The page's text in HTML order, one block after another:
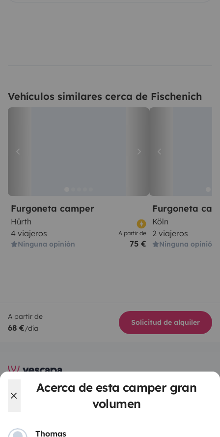
Acerca de esta camper gran
volumen
Thomas
Vehículos similares cerca de Fischenich
Furgoneta camper
Hürth
4 viajeros
Ninguna opinión
A partir de
75 €
Furgoneta
Köln
2 viajeros
Ninguna opinión
A partir de
68 €/día
Solicitud de alquiler
Yescapa es una plataforma que facilita y asegura el
alquiler de autocaravanas y furgonetas campers entre
intermediario de confianza y propone una solución